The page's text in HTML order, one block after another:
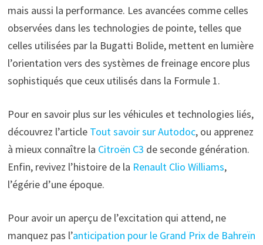
mais aussi la performance. Les avancées comme celles
observées dans les technologies de pointe, telles que
celles utilisées par la Bugatti Bolide, mettent en lumière
l’orientation vers des systèmes de freinage encore plus
sophistiqués que ceux utilisés dans la Formule 1.
Pour en savoir plus sur les véhicules et technologies liés,
découvrez l’article Tout savoir sur Autodoc, ou apprenez
à mieux connaître la Citroën C3 de seconde génération.
Enfin, revivez l’histoire de la Renault Clio Williams,
l’égérie d’une époque.
Pour avoir un aperçu de l’excitation qui attend, ne
manquez pas l’anticipation pour le Grand Prix de Bahreïn